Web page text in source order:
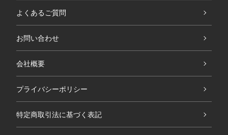
よくあるご質問
お問い合わせ
会社概要
プライバシーポリシー
特定商取引法に基づく表記